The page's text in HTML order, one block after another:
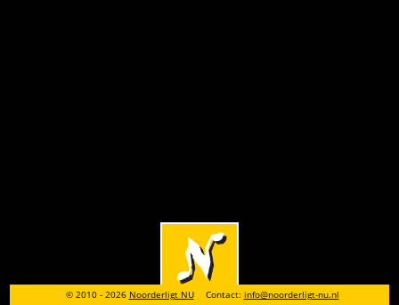
© 2010 - 2026 Noorderligt NU Contact: info@noorderligt-nu.nl